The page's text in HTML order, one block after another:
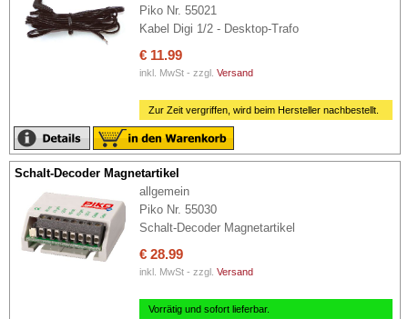
Piko Nr. 55021
Kabel Digi 1/2 - Desktop-Trafo
€ 11.99
inkl. MwSt - zzgl. Versand
Zur Zeit vergriffen, wird beim Hersteller nachbestellt.
Schalt-Decoder Magnetartikel
allgemein
Piko Nr. 55030
Schalt-Decoder Magnetartikel
€ 28.99
inkl. MwSt - zzgl. Versand
Vorrätig und sofort lieferbar.